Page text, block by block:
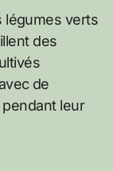
légumes verts
des
de
pendant leur